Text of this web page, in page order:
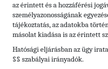
az érintett és a hozzáférési
személyazonosságának
tájékoztatás, az adatokba
másolat kiadása is az érintett
Hatósági eljárásban az ügy
§§ szabályai irányadók.